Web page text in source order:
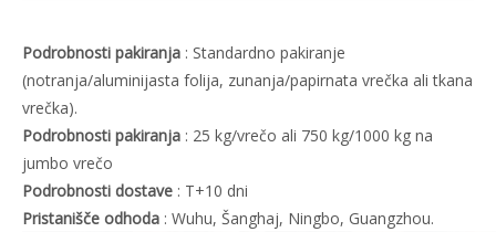
Podrobnosti pakiranja : Standardno pakiranje
(notranja/aluminijasta folija, zunanja/papirnata vrečka ali tkana
vrečka).
Podrobnosti pakiranja : 25 kg/vrečo ali 750 kg/1000 kg na
jumbo vrečo
Podrobnosti dostave : T+10 dni
Pristanišče odhoda : Wuhu, Šanghaj, Ningbo, Guangzhou.